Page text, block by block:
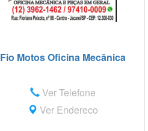
Fio Motos Oficina Mecânica
Ver Telefone
Ver Endereço